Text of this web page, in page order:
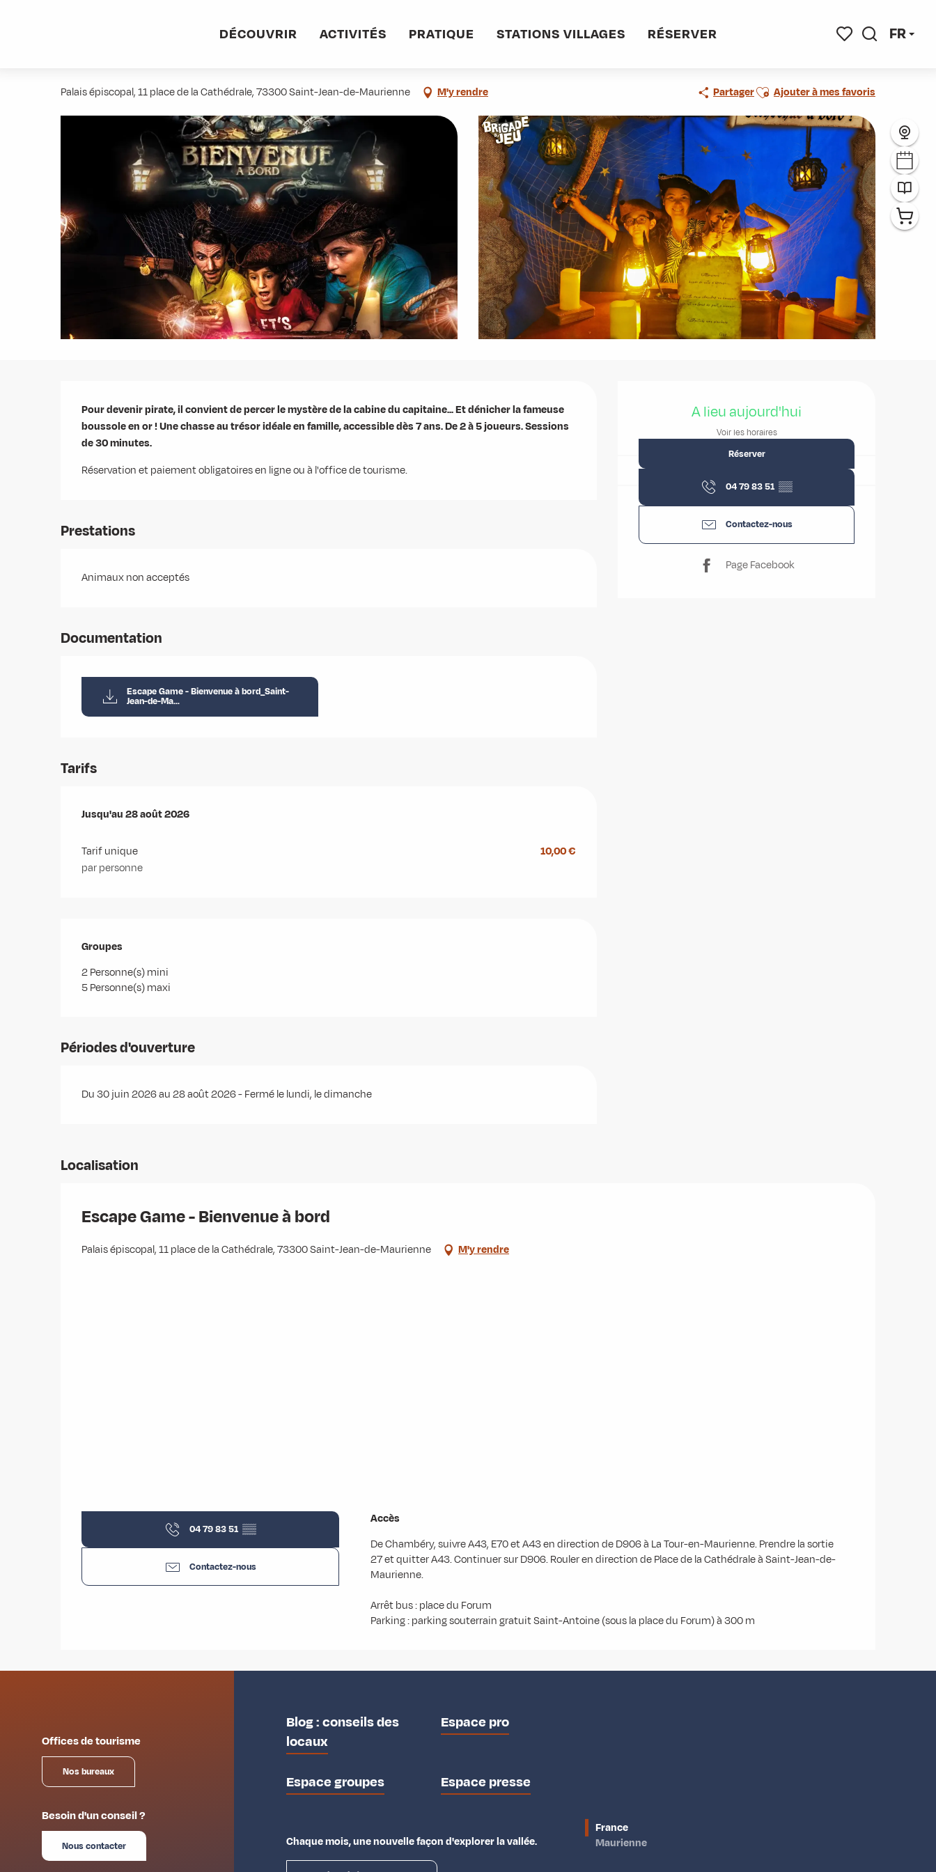
FR
DÉCOUVRIR ACTIVITÉS PRATIQUE STATIONS VILLAGES RÉSERVER
Palais épiscopal, 11 place de la Cathédrale, 73300 Saint-Jean-de-Maurienne M'y rendre PartagerAjouter aux favoris
Ajouter à mes favoris
Ouverture et coordonnées
A lieu aujourd'hui
Voir les horaires
Réserver
04 79 83 51 ▒▒
Contactez-nous
Page Facebook
Description
Pour devenir pirate, il convient de percer le mystère de la cabine du capitaine... Et dénicher la fameuse
boussole en or ! Une chasse au trésor idéale en famille, accessible dès 7 ans. De 2 à 5 joueurs. Sessions
de 30 minutes.
Réservation et paiement obligatoires en ligne ou à l'office de tourisme.
Prestations
Animaux non acceptés
Documentation
Escape Game - Bienvenue à bord_Saint-
Jean-de-Ma...
Tarifs
Du30 juin 2026au28 août 2026
Jusqu'au28 août 2026
Tarif unique
par personne
10,00 €
Groupes
Groupes
2 Personne(s) mini
5 Personne(s) maxi
Périodes d'ouverture
Du 30 juin 2026 au 28 août 2026 - Fermé le lundi, le dimanche
Localisation
Escape Game - Bienvenue à bord
Palais épiscopal, 11 place de la Cathédrale, 73300 Saint-Jean-de-Maurienne M'y rendre
04 79 83 51 ▒▒
Contactez-nous
Accès
Accès
De Chambéry, suivre A43, E70 et A43 en direction de D906 à La Tour-en-Maurienne. Prendre la sortie
27 et quitter A43. Continuer sur D906. Rouler en direction de Place de la Cathédrale à Saint-Jean-de-
Maurienne.
Arrêt bus : place du Forum
Parking : parking souterrain gratuit Saint-Antoine (sous la place du Forum) à 300 m
Offices de tourisme
Nos bureaux
Besoin d'un conseil ?
Nous contacter
Blog : conseils des
locaux
Espace pro
Espace groupes Espace presse
Chaque mois, une nouvelle façon d'explorer la vallée.
France
Maurienne